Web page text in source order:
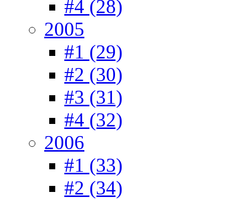
#4 (28)
2005
#1 (29)
#2 (30)
#3 (31)
#4 (32)
2006
#1 (33)
#2 (34)